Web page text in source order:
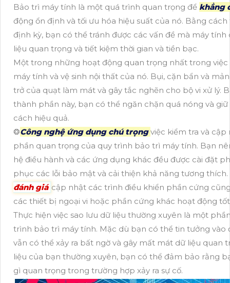
Bảo trì máy tính là một quá trình quan trọng để khẳng
động ổn định và tối ưu hóa hiệu suất của nó. Bằng
định kỳ, bạn có thể tránh được các vấn đề mà máy tính
liệu quan trọng và tiết kiệm thời gian và tiền bạc.
Một trong những hoạt động quan trọng nhất trong
máy tính và vệ sinh nội thất của nó. Bụi, cặn bẩn và
trở của quạt làm mát và gây tắc nghẽn cho bộ vi xử lý.
thành phần này, bạn có thể ngăn chặn quá nóng và
cách hiệu quả.
❂Công nghệ ứng dụng chú trọngviệc kiểm tra và
phần quan trọng của quy trình bảo trì máy tính. Bạn
hệ điều hành và các ứng dụng khác đều được cài đặt
phục các lỗi bảo mật và cải thiện khả năng tương thích.
đánh giá cập nhật các trình điều khiển phần cứng
các thiết bị ngoại vi hoặc phần cứng khác hoạt động
Thực hiện việc sao lưu dữ liệu thường xuyên là một
trình bảo trì máy tính. Mặc dù bạn có thể tin tưởng vào
vẫn có thể xảy ra bất ngờ và gây mất mát dữ liệu quan
liệu của bạn thường xuyên, bạn có thể đảm bảo rằng
gì quan trọng trong trường hợp xảy ra sự cố.